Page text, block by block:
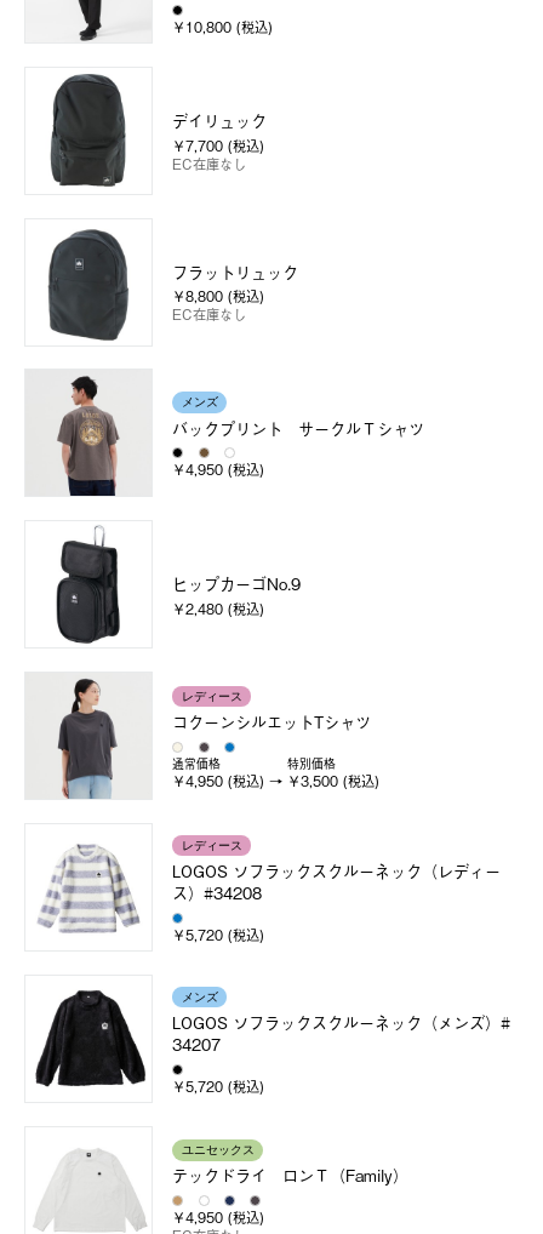
￥10,800 (税込)
デイリュック
￥7,700 (税込)
EC在庫なし
フラットリュック
￥8,800 (税込)
EC在庫なし
メンズ
バックプリント サークルＴシャツ
￥4,950 (税込)
ヒップカーゴNo.9
￥2,480 (税込)
レディース
コクーンシルエットTシャツ
通常価格
￥4,950 (税込)
特別価格
￥3,500 (税込)
レディース
LOGOS ソフラックスクルーネック（レディー
ス）#34208
￥5,720 (税込)
メンズ
LOGOS ソフラックスクルーネック（メンズ）#
34207
￥5,720 (税込)
ユニセックス
テックドライ ロンＴ（Family）
￥4,950 (税込)